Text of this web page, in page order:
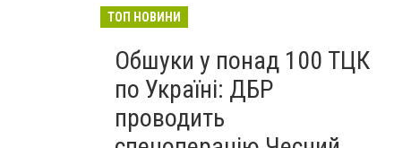
ТОП НОВИНИ
Обшуки у понад 100 ТЦК
по Україні: ДБР
проводить